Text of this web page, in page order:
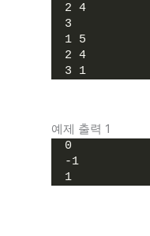
2 4
3
1 5
2 4
3 1
예제 출력 1
0
-1
1